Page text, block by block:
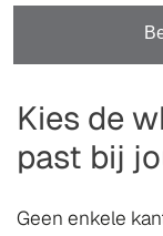
Kies de
past bij
Geen enkele